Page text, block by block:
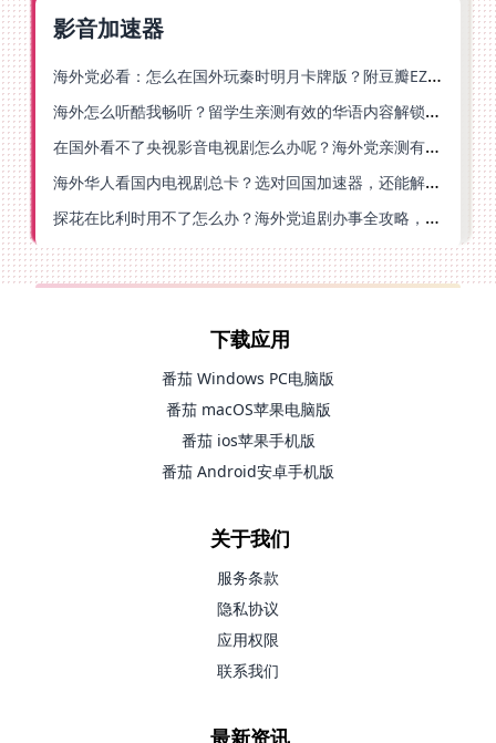
影音加速器
海外党必看：怎么在国外玩秦时明月卡牌版？附豆瓣EZCast地区限制破解法
海外怎么听酷我畅听？留学生亲测有效的华语内容解锁指南
在国外看不了央视影音电视剧怎么办呢？海外党亲测有效的回国加速方案
海外华人看国内电视剧总卡？选对回国加速器，还能解决菲律宾打不开反诈中心的问题
探花在比利时用不了怎么办？海外党追剧办事全攻略，选对加速器就够了
下载应用
番茄 Windows PC电脑版
番茄 macOS苹果电脑版
番茄 ios苹果手机版
番茄 Android安卓手机版
关于我们
服务条款
隐私协议
应用权限
联系我们